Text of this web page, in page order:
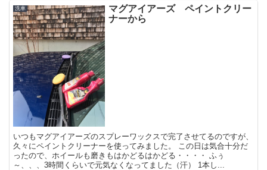
洗車
マグアイアーズ ペイントクリー
ナーから
いつもマグアイアーズのスプレーワックスで完了させてるのですが、
久々にペイントクリーナーを使ってみました。 この日は気合十分だ
ったので、ホイールも磨きもはかどるはかどる・・・・ ふぅ
～、、、3時間くらいで元気なくなってました（汗） 1本し...